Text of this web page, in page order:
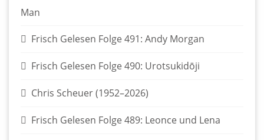
Man
Frisch Gelesen Folge 491: Andy Morgan
Frisch Gelesen Folge 490: Urotsukidōji
Chris Scheuer (1952–2026)
Frisch Gelesen Folge 489: Leonce und Lena